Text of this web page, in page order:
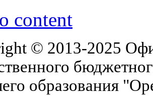
content
© 2013-2025
образования